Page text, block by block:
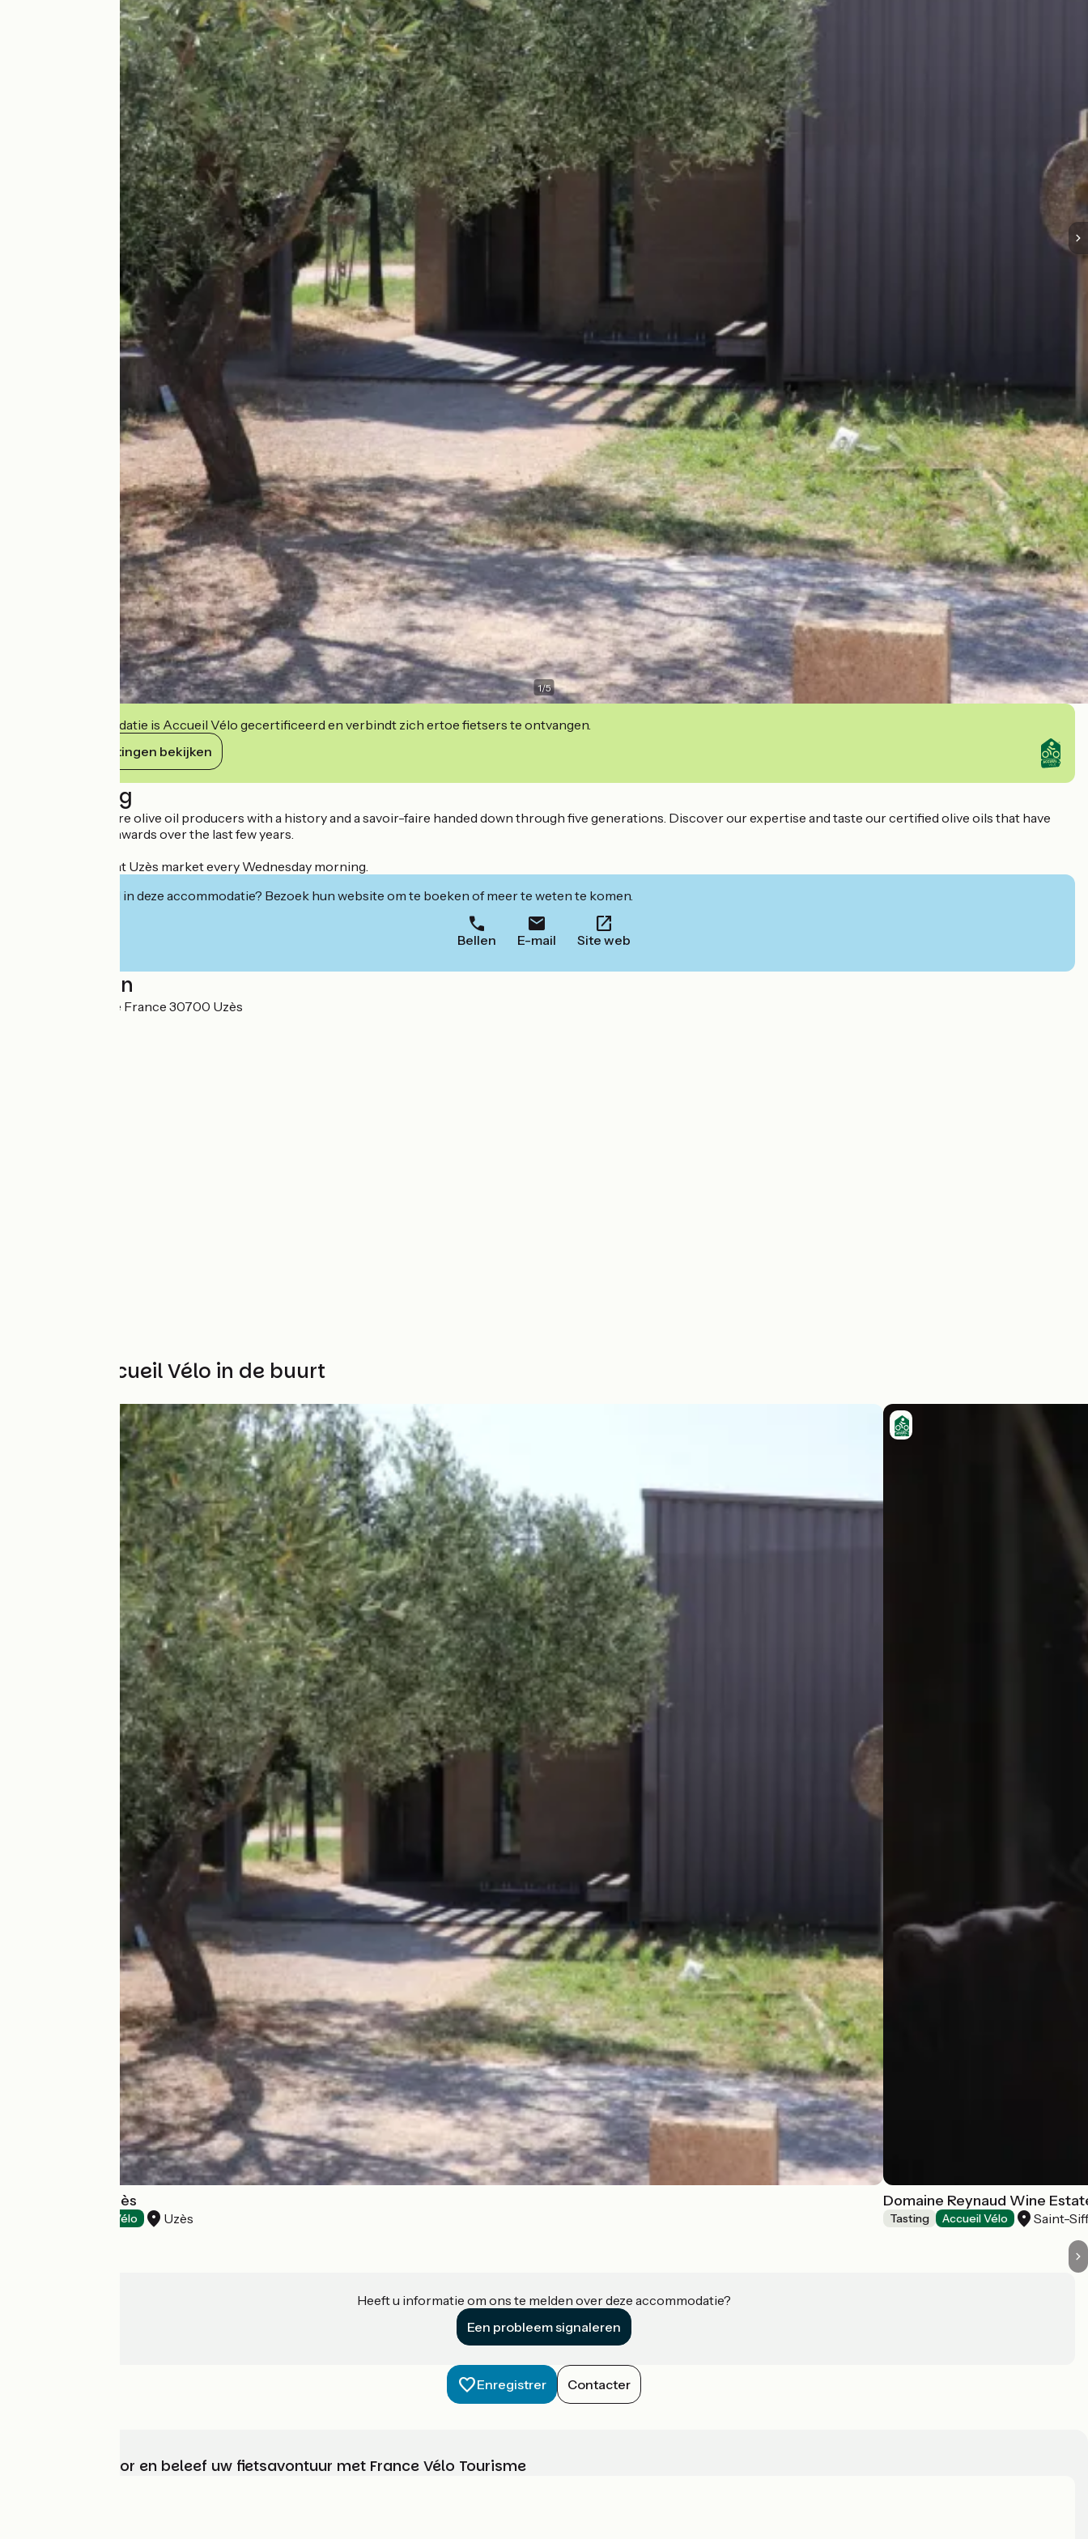
1/5
Deze accommodatie is Accueil Vélo gecertificeerd en verbindt zich ertoe fietsers te ontvangen.
Haar verplichtingen bekijken
Beschrijving
Huilerie Richard are olive oil producers with a history and a savoir-faire handed down through five generations. Discover our expertise and taste our certified olive oils that have
won a number of awards over the last few years.
You'll also find us at Uzès market every Wednesday morning.
Geïnteresseerd in deze accommodatie? Bezoek hun website om te boeken of meer te weten te komen.
Bellen E-mail Site web
Localisation
Chemin du Mas de France 30700 Uzès
Andere Accueil Vélo in de buurt
The Moulin d'Uzès
Accueil Vélo Uzès
Domaine Reynaud Wine
Tasting Accueil Vélo Saint-
Heeft u informatie om ons te melden over deze accommodatie?
Een probleem signaleren
Enregistrer Contacter
Kies, bereid voor en beleef uw fietsavontuur met France Vélo Tourisme